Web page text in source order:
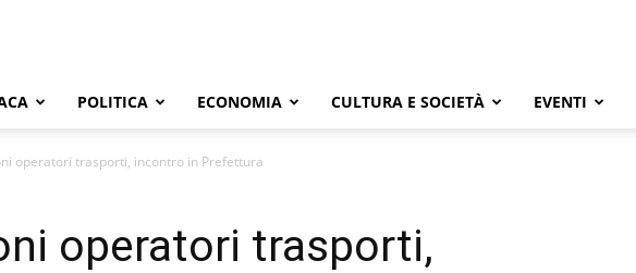
POLITICA ECONOMIA CULTURA E SOCIETÀ EVENTI
operatori trasporti, incontro in Prefettura
operatori trasporti,